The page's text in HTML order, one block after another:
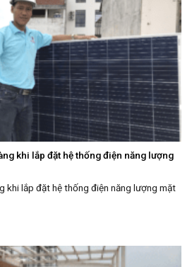
khi lắp đặt hệ thống điện năng lượng
khi lắp đặt hệ thống điện năng lượng mặt